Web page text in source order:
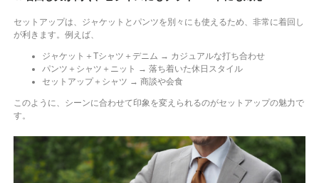
セットアップは、ジャケットとパンツを別々にも使えるため、非常に着回し
が利きます。例えば、
ジャケット＋Tシャツ＋デニム → カジュアルな打ち合わせ
パンツ＋シャツ＋ニット → 落ち着いた休日スタイル
セットアップ＋シャツ → 商談や会食
このように、シーンに合わせて印象を変えられるのがセットアップの魅力で
す。